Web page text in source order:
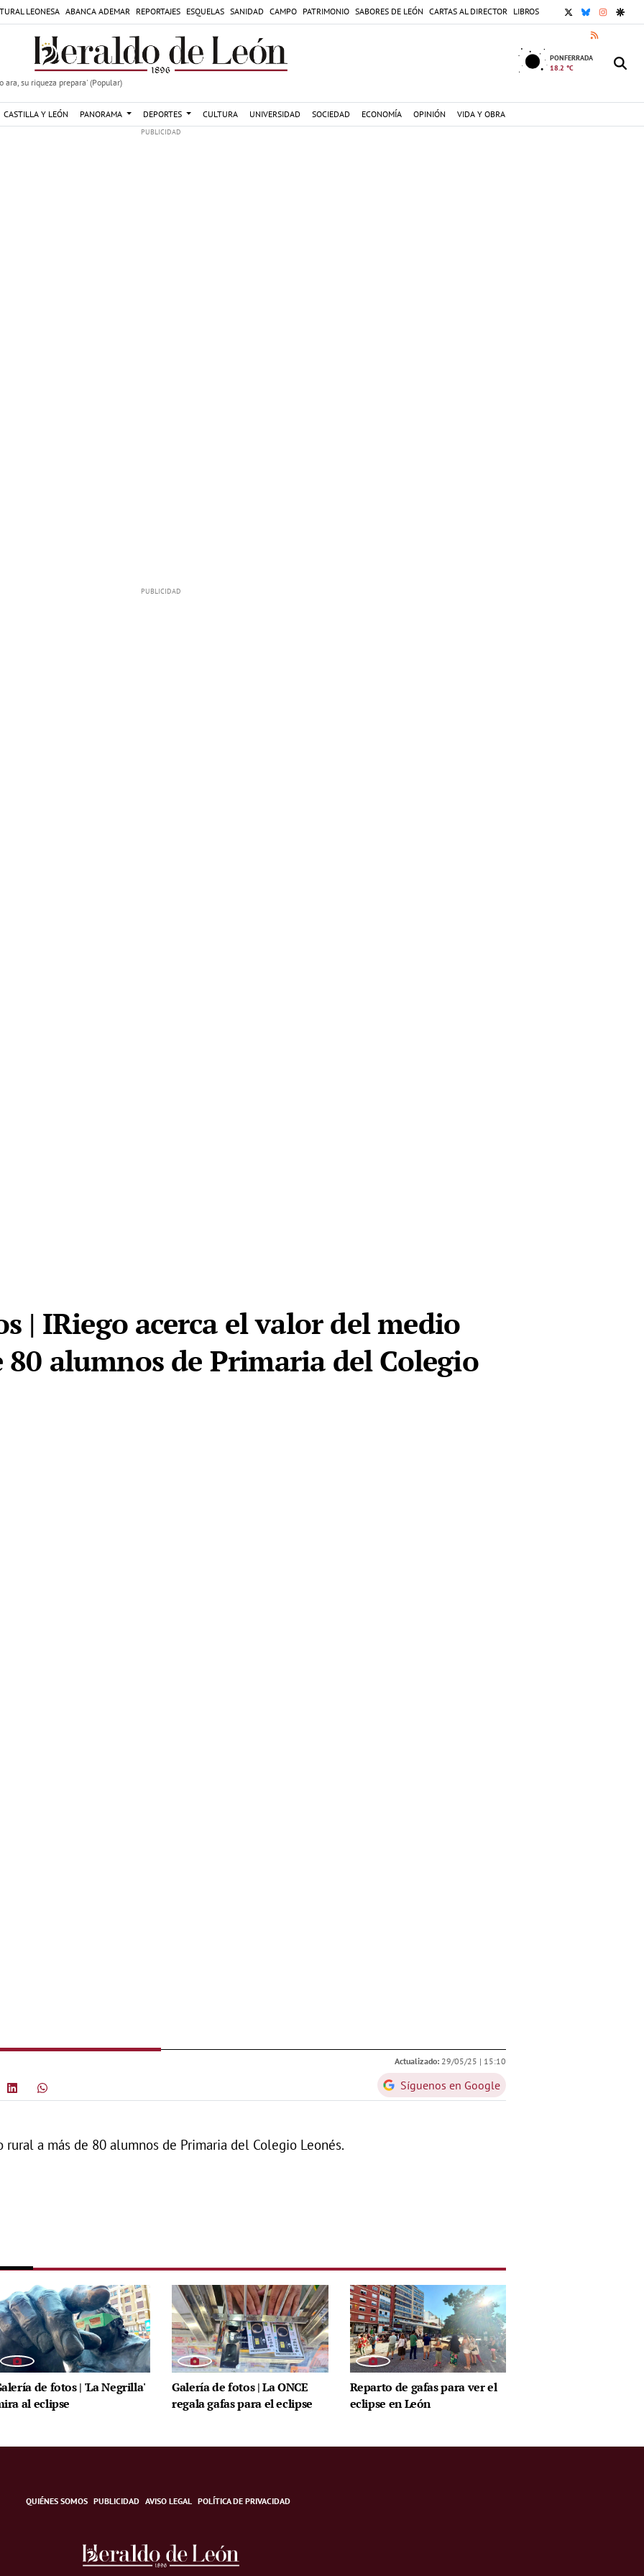
LEONESA ABANCA ADEMAR REPORTAJES ESQUELAS SANIDAD CAMPO PATRIMONIO SABORES DE LEÓN CARTAS AL DIRECTOR LIBROS X BLUESKY
RSS
ara, su riqueza prepara' (Popular)
PONFERRADA
18.2 °C
CASTILLA Y LEÓN PANORAMA DEPORTES CULTURA UNIVERSIDAD SOCIEDAD ECONOMÍA OPINIÓN VIDA Y OBRA
| IRiego acerca el valor del medio
80 alumnos de Primaria del Colegio
Actualizado: 29/05/25 | 15:10
Síguenos en Google
a más de 80 alumnos de Primaria del Colegio Leonés.
de fotos | 'La Negrilla'
al eclipse
Galería de fotos | La ONCE
regala gafas para el eclipse
Reparto de gafas para ver el
eclipse en León
QUIÉNES SOMOS PUBLICIDAD AVISO LEGAL POLÍTICA DE PRIVACIDAD